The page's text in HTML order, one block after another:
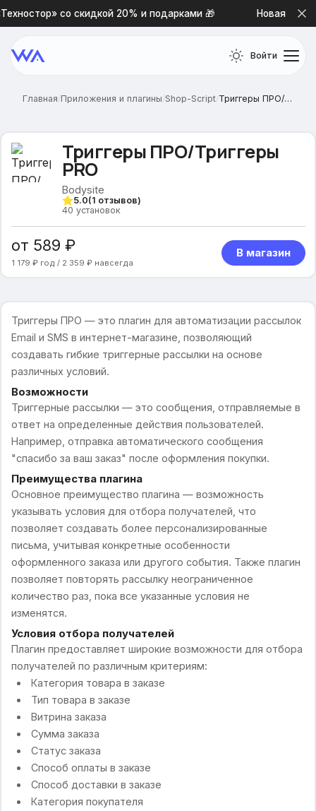
со скидкой 20% и подарками 🎁 Новая
Войти
Главная/Приложения и плагины/Shop-Script/ Триггеры ПРО/Триггеры PRO
Триггеры ПРО/Триггеры
PRO
Bodysite
5.0(1 отзывов)
40 установок
от 589 ₽
1 179 ₽ год / 2 359 ₽ навсегда
В магазин
Триггеры ПРО — это плагин для автоматизации рассылок
Email и SMS в интернет-магазине, позволяющий
создавать гибкие триггерные рассылки на основе
различных условий.
Возможности
Триггерные рассылки — это сообщения, отправляемые в
ответ на определенные действия пользователей.
Например, отправка автоматического сообщения
"спасибо за ваш заказ" после оформления покупки.
Преимущества плагина
Основное преимущество плагина — возможность
указывать условия для отбора получателей, что
позволяет создавать более персонализированные
письма, учитывая конкретные особенности
оформленного заказа или другого события. Также плагин
позволяет повторять рассылку неограниченное
количество раз, пока все указанные условия не
изменятся.
Условия отбора получателей
Плагин предоставляет широкие возможности для отбора
получателей по различным критериям:
Категория товара в заказе
Тип товара в заказе
Витрина заказа
Сумма заказа
Статус заказа
Способ оплаты в заказе
Способ доставки в заказе
Категория покупателя